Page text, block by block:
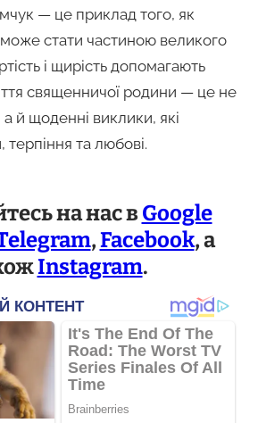
— це приклад того, як
стати частиною великого
і щирість допомагають
священничої родини — це не
й щоденні виклики, які
та любові.
на нас вGoogle
,Facebook, а
Instagram.